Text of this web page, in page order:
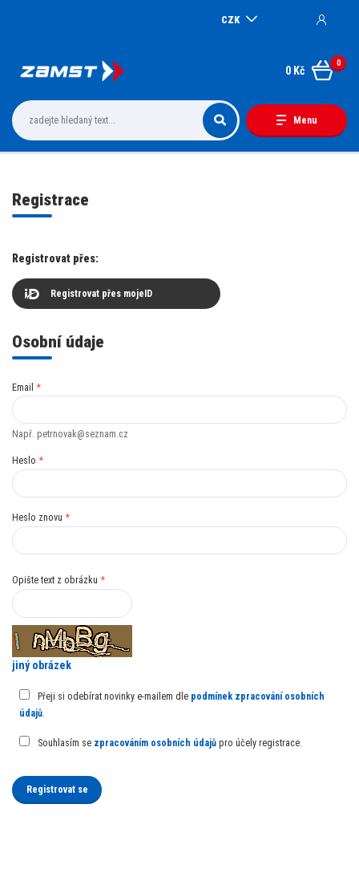
Menu
CZK
0
0 Kč
Registrace
Registrovat přes:
Registrovat přes mojeID
Osobní údaje
Email *
Např. petrnovak@seznam.cz
Heslo *
Heslo znovu *
Opište text z obrázku *
jiný obrázek
Přeji si odebírat novinky e-mailem dle podmínek zpracování osobních
údajů.
Souhlasím se zpracováním osobních údajůpro účely registrace.
Registrovat se